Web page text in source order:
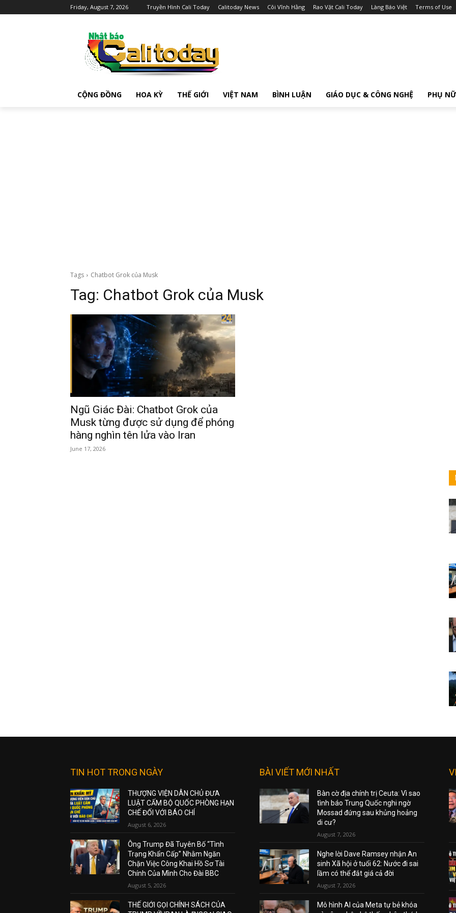
Friday, August 7, 2026 Truyền Hình Cali Today Calitoday News Cõi Vĩnh Hằng Rao Vặt Cali Today Làng Báo Việt Terms of Use
CỘNG ĐỒNG HOA KỲ THẾ GIỚI VIỆT NAM BÌNH LUẬN GIÁO DỤC & CÔNG NGHỆ PHỤ NỮ
Tags Chatbot Grok của Musk
Tag: Chatbot Grok của Musk
Ngũ Giác Đài: Chatbot Grok của
Musk từng được sử dụng để phóng
hàng nghìn tên lửa vào Iran
June 17, 2026
TIN HOT TRONG NGÀY
THƯỢNG VIỆN DÂN CHỦ ĐƯA
LUẬT CẤM BỘ QUỐC PHÒNG HẠN
CHẾ ĐỐI VỚI BÁO CHÍ
August 6, 2026
Ông Trump Đã Tuyên Bố “Tình
Trạng Khẩn Cấp” Nhằm Ngăn
Chặn Việc Công Khai Hồ Sơ Tài
Chính Của Mình Cho Đài BBC
August 5, 2026
THẾ GIỚI GỌI CHÍNH SÁCH CỦA
BÀI VIẾT MỚI NHẤT
Bàn cờ địa chính trị Ceuta: Vì sao
tình báo Trung Quốc nghi ngờ
Mossad đứng sau khủng hoảng
di cư?
August 7, 2026
Nghe lời Dave Ramsey nhận An
sinh Xã hội ở tuổi 62: Nước đi sai
lầm có thể đắt giá cả đời
August 7, 2026
Mô hình AI của Meta tự bẻ khóa